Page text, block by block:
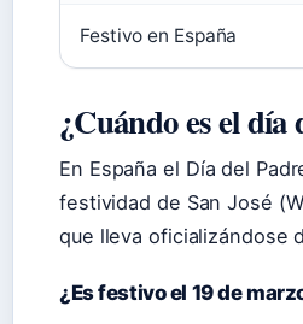
Festivo en España
¿Cuándo es el día
En España el Día del
festividad de San José
que lleva oficializándose
¿Es festivo el 19 de